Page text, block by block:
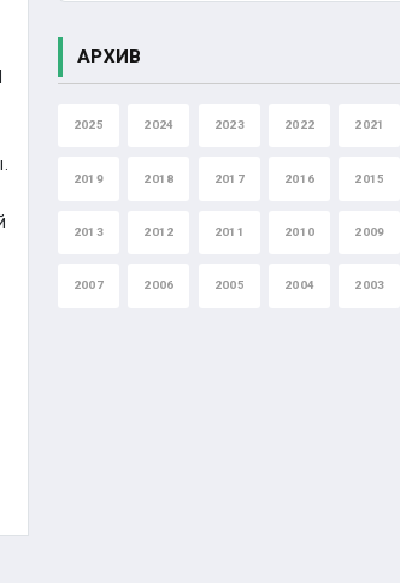
АРХИВ
2025 2024 2023 2022 2021
2019 2018 2017 2016 2015
2013 2012 2011 2010 2009
2007 2006 2005 2004 2003